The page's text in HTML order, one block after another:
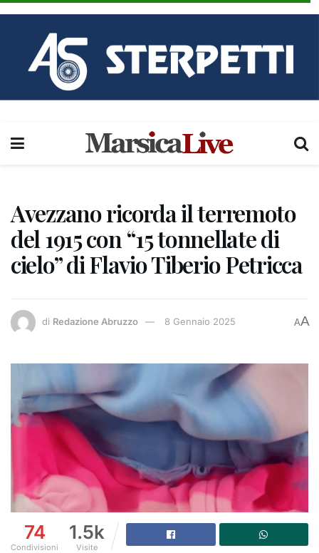
Avezzano ricorda il terremoto
del 1915 con “15 tonnellate di
cielo” di Flavio Tiberio Petricca
di Redazione Abruzzo 8 Gennaio 2025 AA
74
Condivisioni
1.5k
Visite